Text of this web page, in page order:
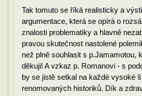
Tak tomuto se říká realisticky a
argumentace, která se opírá o
znalosti problematiky a hlavně
pravou skutečnost nastolené
než plně souhlasit s p.Jamamotou,
děkuji! A vzkaz p. Romanovi - s
by se jistě setkal na každé vysoké
renomovaných historiků. Dík a